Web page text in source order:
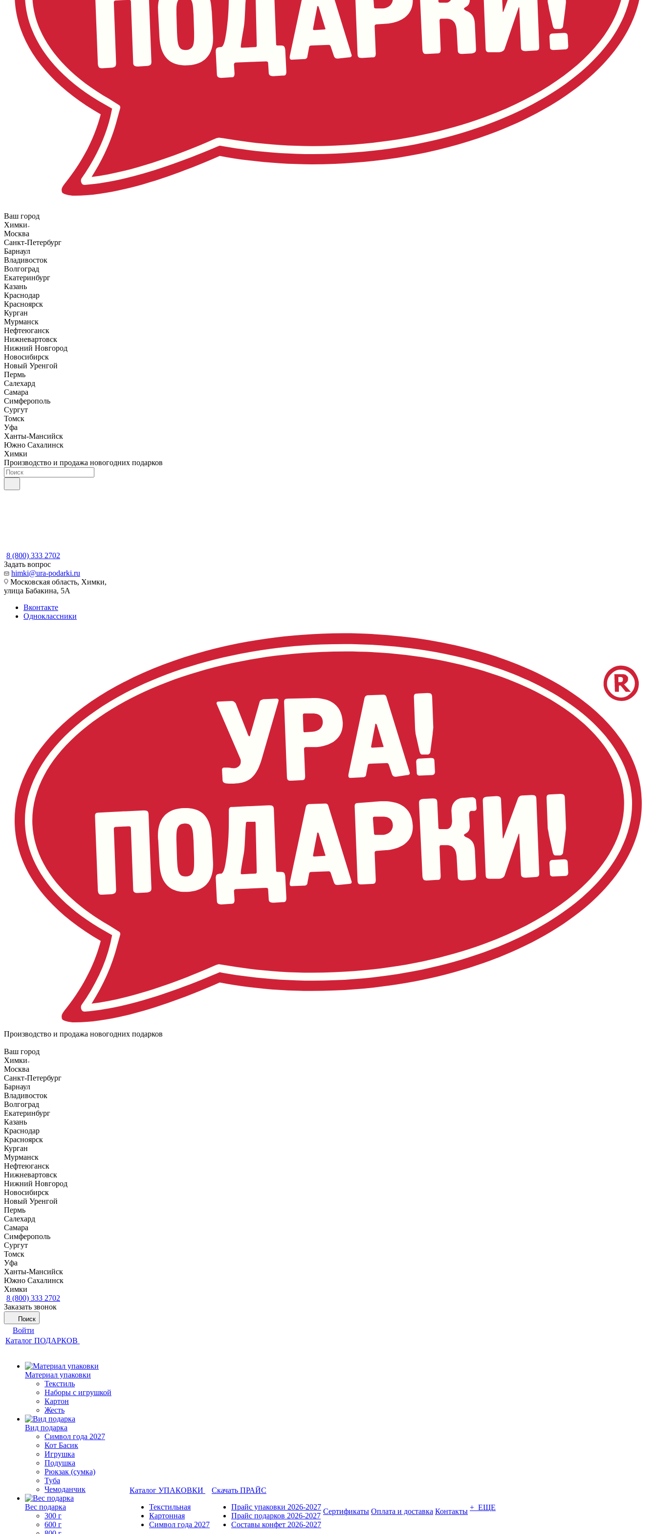
Ваш город
Химки
Москва
Санкт-Петербург
Барнаул
Владивосток
Волгоград
Екатеринбург
Казань
Краснодар
Красноярск
Курган
Мурманск
Нефтеюганск
Нижневартовск
Нижний Новгород
Новосибирск
Новый Уренгой
Пермь
Салехард
Самара
Симферополь
Сургут
Томск
Уфа
Ханты-Мансийск
Южно Сахалинск
Химки
Производство и продажа новогодних подарков
8 (800) 333 2702
Задать вопрос
himki@ura-podarki.ru
Московская область, Химки,
улица Бабакина, 5А
Вконтакте
Одноклассники
Производство и продажа новогодних подарков
Ваш город
Химки
Москва
Санкт-Петербург
Барнаул
Владивосток
Волгоград
Екатеринбург
Казань
Краснодар
Красноярск
Курган
Мурманск
Нефтеюганск
Нижневартовск
Нижний Новгород
Новосибирск
Новый Уренгой
Пермь
Салехард
Самара
Симферополь
Сургут
Томск
Уфа
Ханты-Мансийск
Южно Сахалинск
Химки
8 (800) 333 2702
Заказать звонок
Поиск
Войти
Каталог ПОДАРКОВ
Материал упаковки
Текстиль
Наборы с игрушкой
Картон
Жесть
Вид подарка
Символ года 2027
Кот Басик
Игрушка
Подушка
Рюкзак (сумка)
Туба
Чемоданчик
Вес подарка
300 г
600 г
Каталог УПАКОВКИ
Текстильная
Картонная
Символ года 2027
Скачать ПРАЙС
Прайс упаковки 2026-2027
Прайс подарков 2026-2027
Составы конфет 2026-2027
Сертификаты Оплата и доставка Контакты + ЕЩЕ